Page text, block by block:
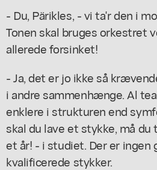
- Du, Pärikles, - vi ta'r den i
Tonen skal bruges orkestret
allerede forsinket!
- Ja, det er jo ikke så
i andre sammenhænge. Al
enklere i strukturen end
skal du lave et stykke, må du
et år! - i studiet. Der er ingen
kvalificerede stykker.